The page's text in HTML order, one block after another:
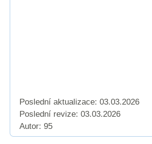
Poslední aktualizace: 03.03.2026
Poslední revize: 03.03.2026
Autor: 95